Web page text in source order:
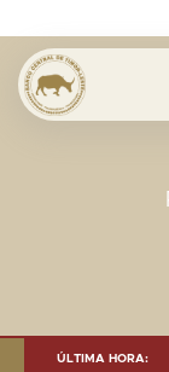
ÚLTIMA HORA:
AS OF 30 SEP.